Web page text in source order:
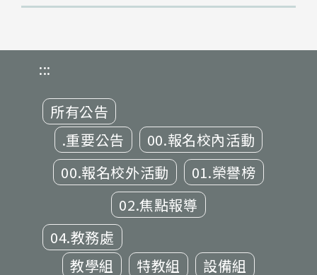
:::
所有公告
.重要公告
00.報名校內活動
00.報名校外活動
01.榮譽榜
02.焦點報導
04.教務處
教學組
特教組
設備組